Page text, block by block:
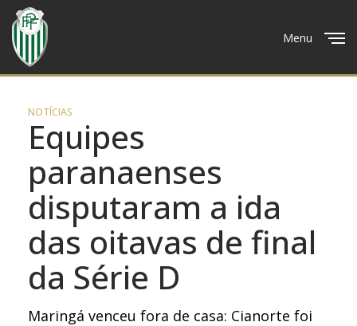
Menu
NOTÍCIAS
Equipes
paranaenses
disputaram a ida
das oitavas de final
da Série D
Maringá venceu fora de casa: Cianorte foi